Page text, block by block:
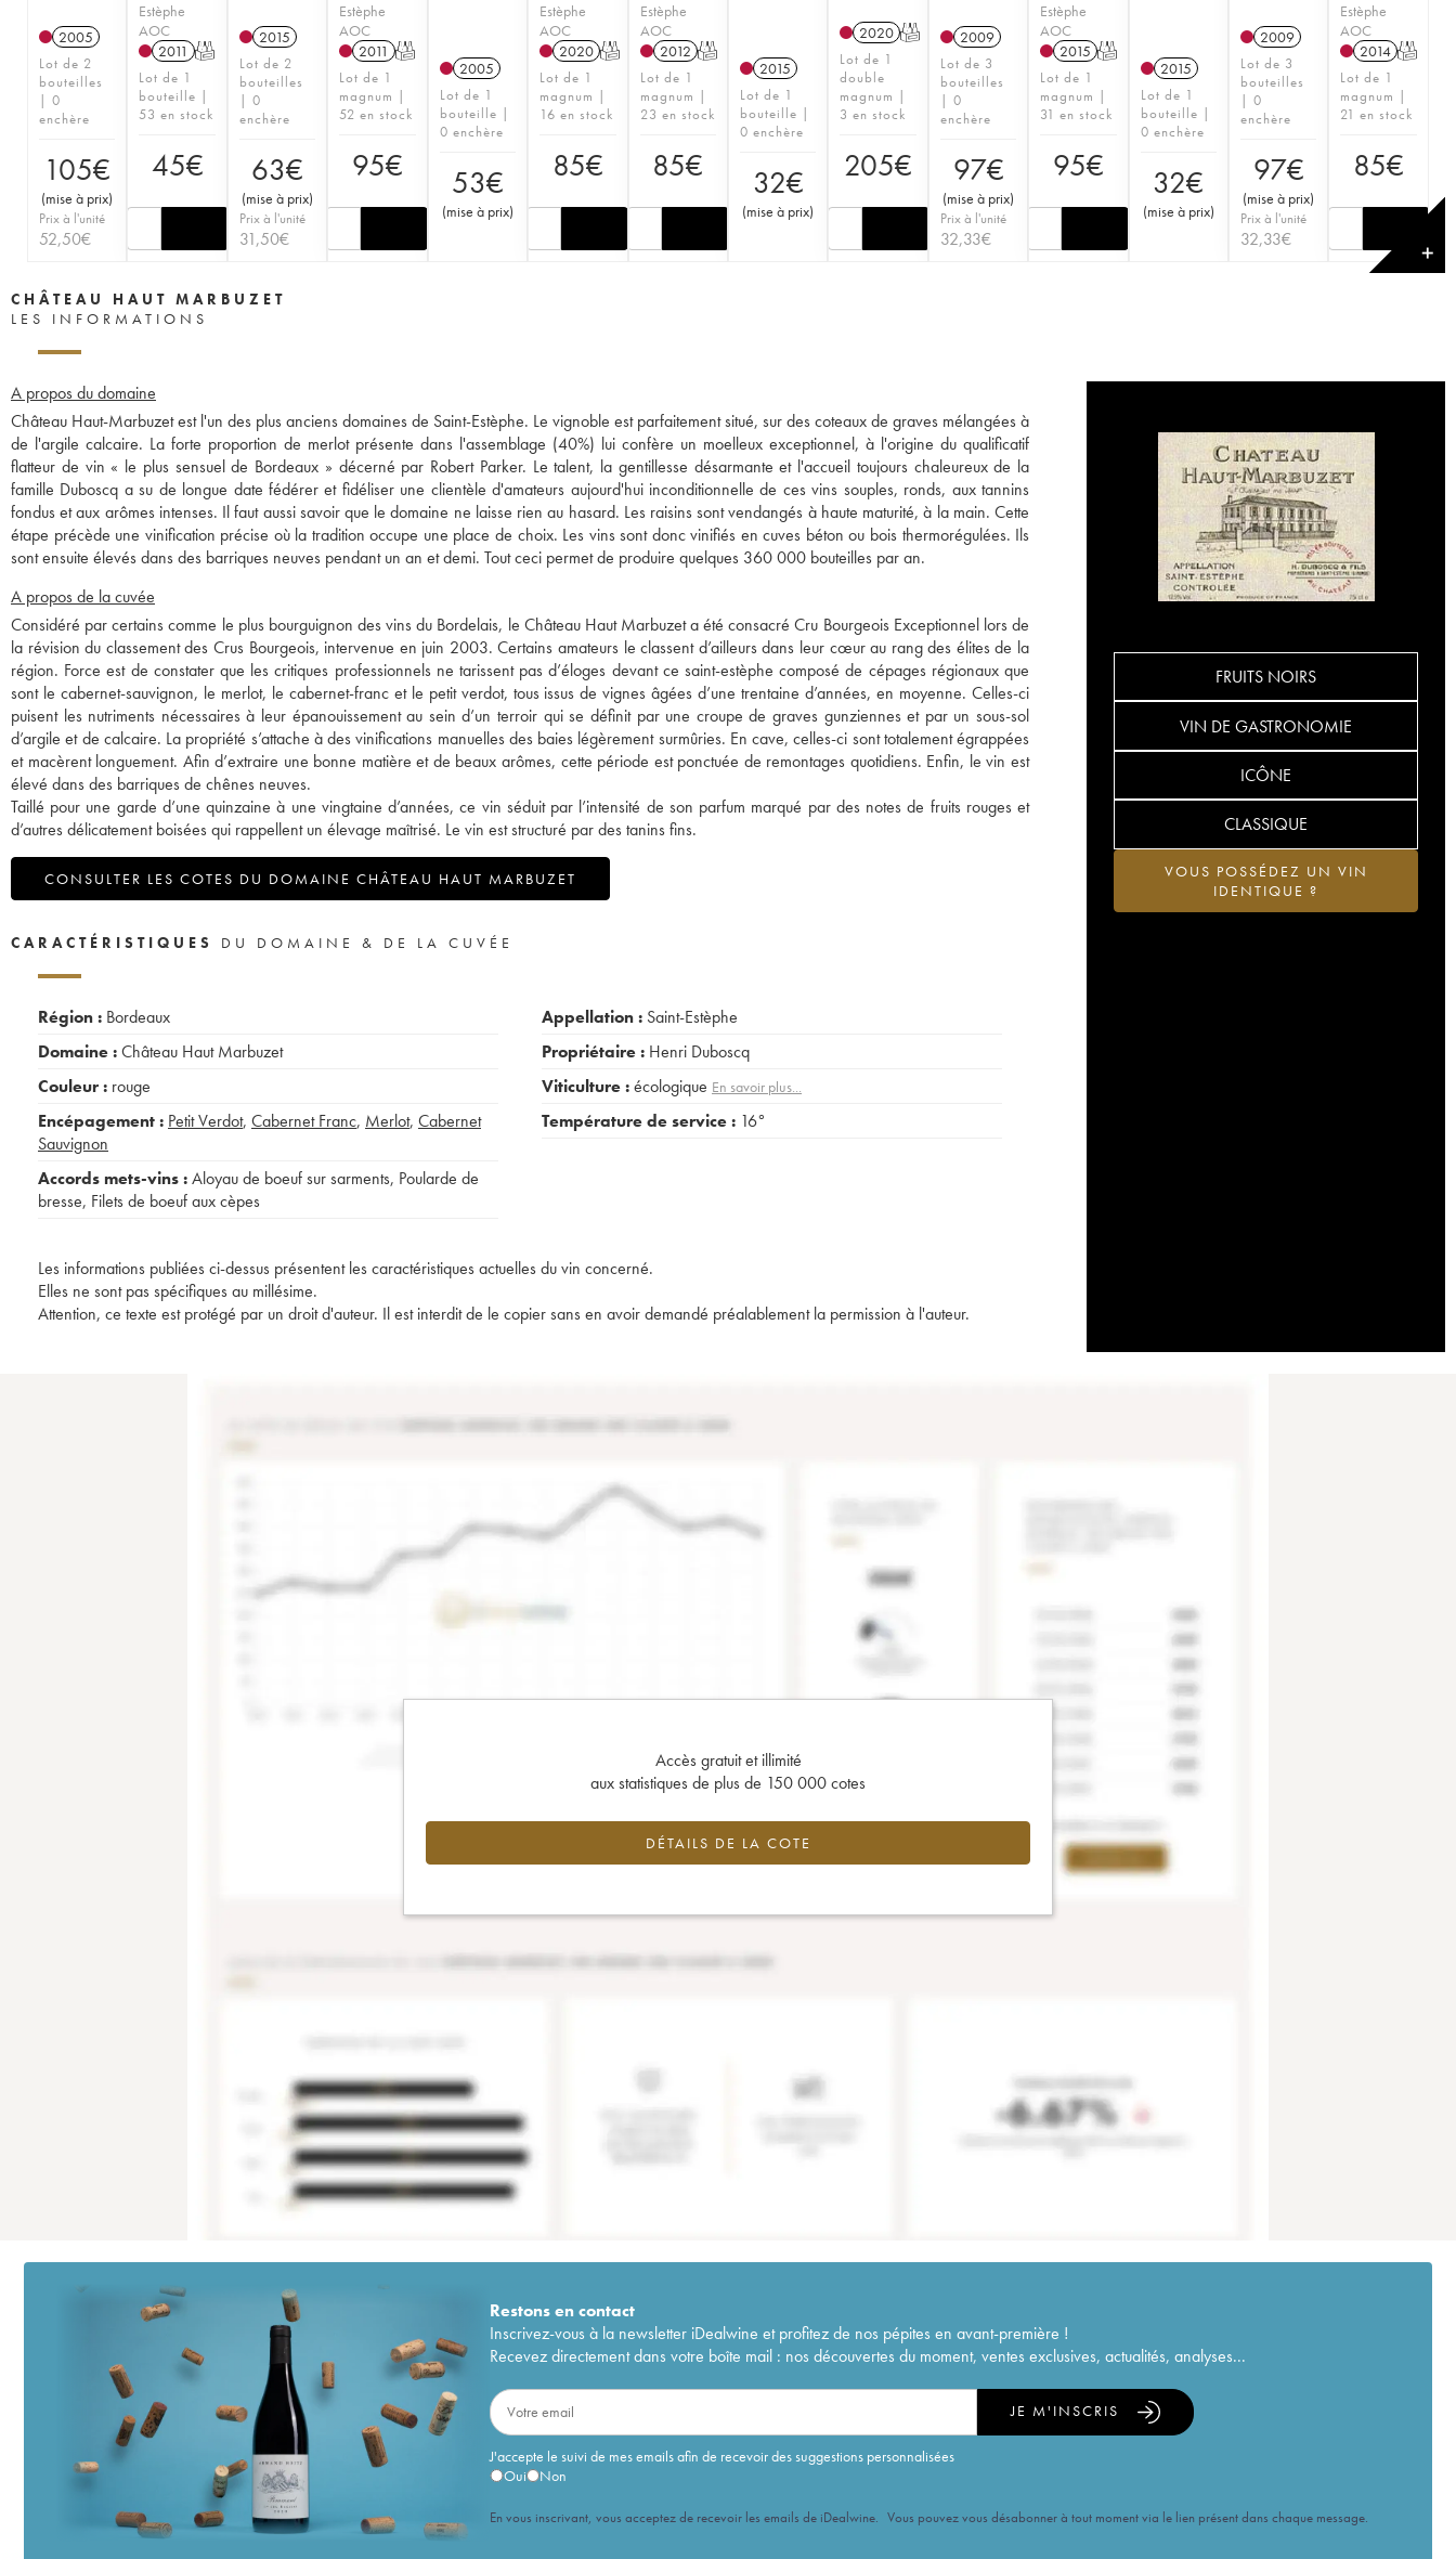
2005
Lot de 2
bouteilles
| 0
enchère
105€
(mise à prix)
Prix à l'unité
52,50€
Estèphe
AOC
2011 T
Lot de 1
bouteille |
53 en stock
45€
2015
Lot de 2
bouteilles
| 0
enchère
63€
(mise à prix)
Prix à l'unité
31,50€
Estèphe
AOC
2011 T
Lot de 1
magnum |
52 en stock
95€
2005
Lot de 1
bouteille |
0 enchère
53€
(mise à prix)
Estèphe
AOC
2020 T
Lot de 1
magnum |
16 en stock
85€
Estèphe
AOC
2012 T
Lot de 1
magnum |
23 en stock
85€
2015
Lot de 1
bouteille |
0 enchère
32€
(mise à prix)
2020 T
Lot de 1
double
magnum |
3 en stock
205€
2009
Lot de 3
bouteilles
| 0
enchère
97€
(mise à prix)
Prix à l'unité
32,33€
Estèphe
AOC
2015 T
Lot de 1
magnum |
31 en stock
95€
2015
Lot de 1
bouteille |
0 enchère
32€
(mise à prix)
2009
Lot de 3
bouteilles
| 0
enchère
97€
(mise à prix)
Prix à l'unité
32,33€
Estèphe
AOC
2014 T
Lot de 1
magnum |
21 en stock
85€
✕
CHÂTEAU HAUT MARBUZET
LES INFORMATIONS
A propos du domaine
Château Haut-Marbuzet est l'un des plus anciens domaines de Saint-Estèphe. Le vignoble est parfaitement situé, sur des coteaux de graves mélangées à
de l'argile calcaire. La forte proportion de merlot présente dans l'assemblage (40%) lui confère un moelleux exceptionnel, à l'origine du qualificatif
flatteur de vin « le plus sensuel de Bordeaux » décerné par Robert Parker. Le talent, la gentillesse désarmante et l'accueil toujours chaleureux de la
famille Duboscq a su de longue date fédérer et fidéliser une clientèle d'amateurs aujourd'hui inconditionnelle de ces vins souples, ronds, aux tannins
fondus et aux arômes intenses. Il faut aussi savoir que le domaine ne laisse rien au hasard. Les raisins sont vendangés à haute maturité, à la main. Cette
étape précède une vinification précise où la tradition occupe une place de choix. Les vins sont donc vinifiés en cuves béton ou bois thermorégulées. Ils
sont ensuite élevés dans des barriques neuves pendant un an et demi. Tout ceci permet de produire quelques 360 000 bouteilles par an.
A propos de la cuvée
Considéré par certains comme le plus bourguignon des vins du Bordelais, le Château Haut Marbuzet a été consacré Cru Bourgeois Exceptionnel lors de
la révision du classement des Crus Bourgeois, intervenue en juin 2003. Certains amateurs le classent d’ailleurs dans leur cœur au rang des élites de la
région. Force est de constater que les critiques professionnels ne tarissent pas d’éloges devant ce saint-estèphe composé de cépages régionaux que
sont le cabernet-sauvignon, le merlot, le cabernet-franc et le petit verdot, tous issus de vignes âgées d’une trentaine d’années, en moyenne. Celles-ci
puisent les nutriments nécessaires à leur épanouissement au sein d’un terroir qui se définit par une croupe de graves gunziennes et par un sous-sol
d’argile et de calcaire. La propriété s’attache à des vinifications manuelles des baies légèrement surmûries. En cave, celles-ci sont totalement égrappées
et macèrent longuement. Afin d’extraire une bonne matière et de beaux arômes, cette période est ponctuée de remontages quotidiens. Enfin, le vin est
élevé dans des barriques de chênes neuves.
Taillé pour une garde d’une quinzaine à une vingtaine d’années, ce vin séduit par l’intensité de son parfum marqué par des notes de fruits rouges et
d’autres délicatement boisées qui rappellent un élevage maîtrisé. Le vin est structuré par des tanins fins.
CONSULTER LES COTES DU DOMAINE CHÂTEAU HAUT MARBUZET
FRUITS NOIRS
VIN DE GASTRONOMIE
ICÔNE
CLASSIQUE
VOUS POSSÉDEZ UN VIN
IDENTIQUE ?
CARACTÉRISTIQUES DU DOMAINE & DE LA CUVÉE
Région : Bordeaux
Domaine :Château Haut Marbuzet
Couleur : rouge
Encépagement : Petit Verdot, Cabernet Franc, Merlot, Cabernet
Sauvignon
Accords mets-vins :Aloyau de boeuf sur sarments, Poularde de
bresse, Filets de boeuf aux cèpes
Appellation : Saint-Estèphe
Propriétaire : Henri Duboscq
Viticulture :écologique En savoir plus...
Température de service : 16°
Les informations publiées ci-dessus présentent les caractéristiques actuelles du vin concerné.
Elles ne sont pas spécifiques au millésime.
Attention, ce texte est protégé par un droit d'auteur. Il est interdit de le copier sans en avoir demandé préalablement la permission à l'auteur.
Accès gratuit et illimité
aux statistiques de plus de 150 000 cotes
DÉTAILS DE LA COTE
Restons encontact
Inscrivez-vous à la newsletter iDealwine et profitez de nos pépites en avant-première !
Recevez directement dans votre boîte mail : nos découvertes du moment, ventes exclusives, actualités, analyses...
J'accepte le suivi de mes emails afin de recevoir des suggestions personnalisées
Oui
Non
JE M'INSCRIS
En vous inscrivant, vous acceptez de recevoir les emails de iDealwine. Vous pouvez vous désabonner à tout moment via le lien présent dans chaque message.